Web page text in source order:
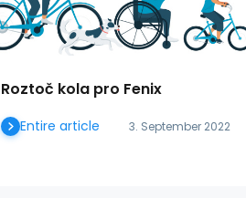
Roztoč kola pro Fenix
3. September 2022
Entire article